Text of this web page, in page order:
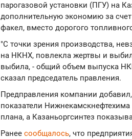
парогазовой установки (ПГУ) на
дополнительную экономию за
факел, вместо дорогого
"С точки зрения производства,
на НКНХ, повлекла жертвы и
выбила, - общий объем выпуска
сказал председатель правления.
Предправления компании
показатели
плана, а Казаньоргсинтез
Ранее сообщалось, что